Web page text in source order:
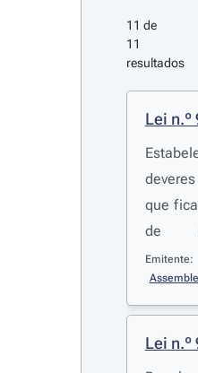
11 de
11
resultados
Lei n.º
que
de
Estado,
em
Emitente:
Lei n.º